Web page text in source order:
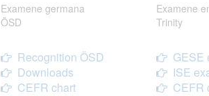
Examene germana
ÖSD
Recognition ÖSD
Downloads
CEFR chart
Examene
Trinity
GESE
ISE
CEFR